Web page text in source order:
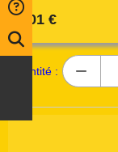
5,01 €
Quantité :